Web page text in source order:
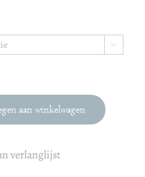

aan winkelwagen
verlanglijst